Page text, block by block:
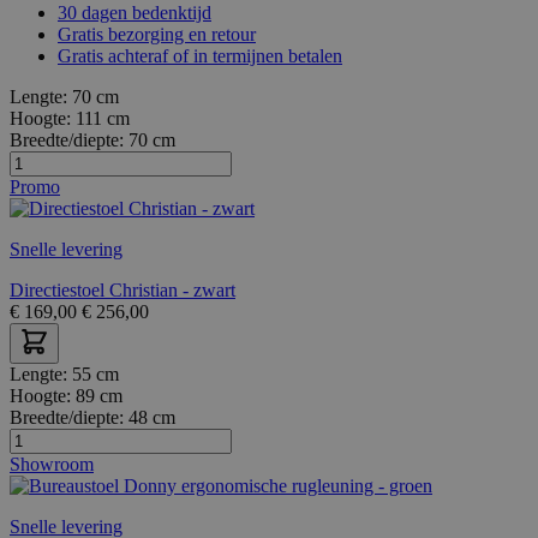
30 dagen bedenktijd
Gratis bezorging en retour
Gratis achteraf of in termijnen betalen
Lengte: 70 cm
Hoogte: 111 cm
Breedte/diepte: 70 cm
Promo
Snelle levering
Directiestoel Christian - zwart
€ 169,00 € 256,00
Lengte: 55 cm
Hoogte: 89 cm
Breedte/diepte: 48 cm
Showroom
Snelle levering